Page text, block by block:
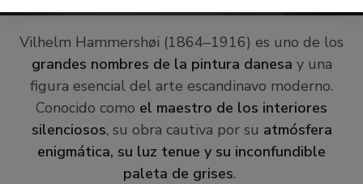
Vilhelm Hammershøi (1864–1916) es uno de los
grandes nombres de la pintura danesa y una
figura esencial del arte escandinavo moderno.
Conocido como el maestro de los interiores
silenciosos, su obra cautiva por su atmósfera
enigmática, su luz tenue y su inconfundible
paleta de grises.